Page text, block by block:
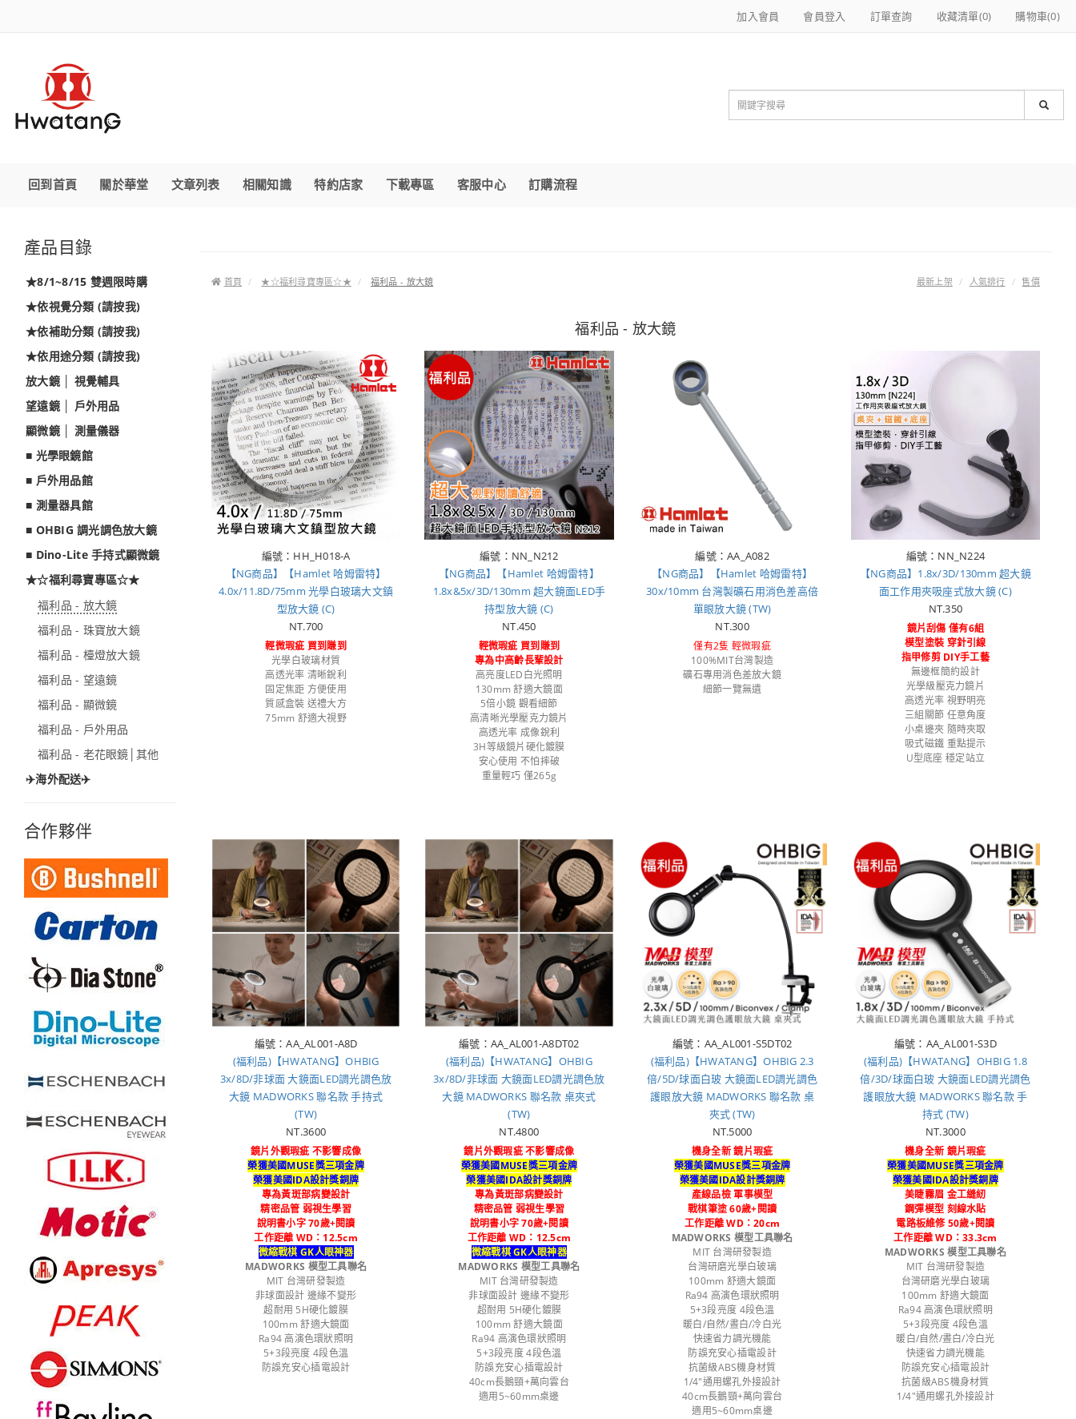
加入會員 會員登入 訂單查詢 收藏清單(0) 購物車(0)
回到首頁 關於華堂 文章列表 相關知識 特約店家 下載專區 客服中心 訂購流程
產品目錄
★8/1~8/15 雙週限時購
★依視覺分類 (請按我)
★依補助分類 (請按我)
★依用途分類 (請按我)
放大鏡 │ 視覺輔具
望遠鏡 │ 戶外用品
顯微鏡 │ 測量儀器
■ 光學眼鏡館
■ 戶外用品館
■ 測量器具館
■ OHBIG 調光調色放大鏡
■ Dino-Lite 手持式顯微鏡
★☆福利尋寶專區☆★
福利品 - 放大鏡
福利品 - 珠寶放大鏡
福利品 - 檯燈放大鏡
福利品 - 望遠鏡
福利品 - 顯微鏡
福利品 - 戶外用品
福利品 - 老花眼鏡│其他
✈️海外配送✈️
合作夥伴
首頁 ★☆福利尋寶專區☆★ 福利品 - 放大鏡 最新上架 人氣排行 售價
福利品 - 放大鏡
編號：HH_H018-A
【NG商品】【Hamlet 哈姆雷特】
4.0x/11.8D/75mm 光學白玻璃大文鎮
型放大鏡 (C)
NT.700
輕微瑕疵 買到賺到
光學白玻璃材質
高透光率 清晰銳利
固定焦距 方便使用
質感盒裝 送禮大方
75mm 舒適大視野
編號：NN_N212
【NG商品】【Hamlet 哈姆雷特】
1.8x&5x/3D/130mm 超大鏡面LED手
持型放大鏡 (C)
NT.450
輕微瑕疵 買到賺到
專為中高齡長輩設計
高亮度LED白光照明
130mm 舒適大鏡面
5倍小鏡 觀看細節
高清晰光學壓克力鏡片
高透光率 成像銳利
3H等級鏡片硬化鍍膜
安心使用 不怕摔破
重量輕巧 僅265g
編號：AA_A082
【NG商品】【Hamlet 哈姆雷特】
30x/10mm 台灣製礦石用消色差高倍
單眼放大鏡 (TW)
NT.300
僅有2隻 輕微瑕疵
100%MIT台灣製造
礦石專用消色差放大鏡
細節一覽無遺
編號：NN_N224
【NG商品】1.8x/3D/130mm 超大鏡
面工作用夾吸座式放大鏡 (C)
NT.350
鏡片刮傷 僅有6組
模型塗裝 穿針引線
指甲修剪 DIY手工藝
無邊框簡約設計
光學級壓克力鏡片
高透光率 視野明亮
三組關節 任意角度
小桌邊夾 隨時夾取
吸式磁鐵 重點提示
U型底座 穩定站立
編號：AA_AL001-A8D
(福利品)【HWATANG】OHBIG
3x/8D/非球面 大鏡面LED調光調色放
大鏡 MADWORKS 聯名款 手持式
(TW)
NT.3600
鏡片外觀瑕疵 不影響成像
榮獲美國MUSE獎三項金牌
榮獲美國IDA設計獎銅牌
專為黃斑部病變設計
精密品管 弱視生學習
說明書小字 70歲+閱讀
工作距離 WD：12.5cm
微縮戰棋 GK人眼神器
MADWORKS 模型工具聯名
MIT 台灣研發製造
非球面設計 邊緣不變形
超耐用 5H硬化鍍膜
100mm 舒適大鏡面
Ra94 高演色環狀照明
5+3段亮度 4段色溫
防誤充安心插電設計
編號：AA_AL001-A8DT02
(福利品)【HWATANG】OHBIG
3x/8D/非球面 大鏡面LED調光調色放
大鏡 MADWORKS 聯名款 桌夾式
(TW)
NT.4800
鏡片外觀瑕疵 不影響成像
榮獲美國MUSE獎三項金牌
榮獲美國IDA設計獎銅牌
專為黃斑部病變設計
精密品管 弱視生學習
說明書小字 70歲+閱讀
工作距離 WD：12.5cm
微縮戰棋 GK人眼神器
MADWORKS 模型工具聯名
MIT 台灣研發製造
非球面設計 邊緣不變形
超耐用 5H硬化鍍膜
100mm 舒適大鏡面
Ra94 高演色環狀照明
5+3段亮度 4段色溫
防誤充安心插電設計
40cm長鵝頸+萬向雲台
適用5~60mm桌邊
編號：AA_AL001-S5DT02
(福利品)【HWATANG】OHBIG 2.3
倍/5D/球面白玻 大鏡面LED調光調色
護眼放大鏡 MADWORKS 聯名款 桌
夾式 (TW)
NT.5000
機身全新 鏡片瑕疵
榮獲美國MUSE獎三項金牌
榮獲美國IDA設計獎銅牌
產線品檢 軍事模型
戰棋筆塗 60歲+閱讀
工作距離 WD：20cm
MADWORKS 模型工具聯名
MIT 台灣研發製造
台灣研磨光學白玻璃
100mm 舒適大鏡面
Ra94 高演色環狀照明
5+3段亮度 4段色溫
暖白/自然/晝白/冷白光
快速省力調光機能
防誤充安心插電設計
抗菌級ABS機身材質
1/4"通用螺孔外接設計
40cm長鵝頸+萬向雲台
適用5~60mm桌邊
編號：AA_AL001-S3D
(福利品)【HWATANG】OHBIG 1.8
倍/3D/球面白玻 大鏡面LED調光調色
護眼放大鏡 MADWORKS 聯名款 手
持式 (TW)
NT.3000
機身全新 鏡片瑕疵
榮獲美國MUSE獎三項金牌
榮獲美國IDA設計獎銅牌
美睫霧眉 金工縫紉
鋼彈模型 刻線水貼
電路板維修 50歲+閱讀
工作距離 WD：33.3cm
MADWORKS 模型工具聯名
MIT 台灣研發製造
台灣研磨光學白玻璃
100mm 舒適大鏡面
Ra94 高演色環狀照明
5+3段亮度 4段色溫
暖白/自然/晝白/冷白光
快速省力調光機能
防誤充安心插電設計
抗菌級ABS機身材質
1/4"通用螺孔外接設計